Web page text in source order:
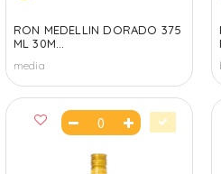
RON MEDELLIN DORADO 375
ML 30M...
media